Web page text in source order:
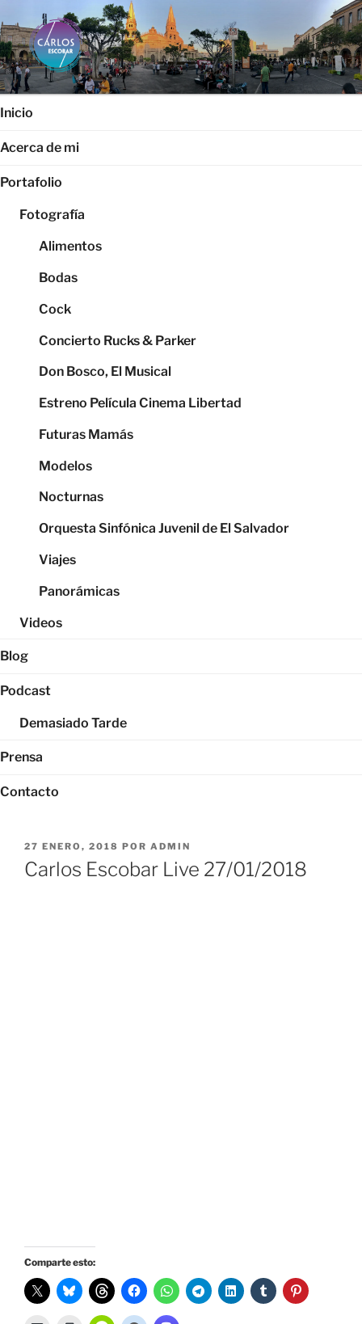
al
contenido
CARLOS ESCOBAR
Página web oficial del fotógrafo, locutor y productor audiovisual
Carlos Escobar
Inicio
Acerca de mi
Portafolio
Fotografía
Alimentos
Bodas
Cock
Concierto Rucks & Parker
Don Bosco, El Musical
Estreno Película Cinema Libertad
Futuras Mamás
Modelos
Nocturnas
Orquesta Sinfónica Juvenil de El Salvador
Viajes
Panorámicas
Videos
Blog
Podcast
Demasiado Tarde
Prensa
Contacto
PUBLICADO
EL
27 ENERO, 2018 POR ADMIN
Carlos Escobar Live 27/01/2018
Comparte esto: